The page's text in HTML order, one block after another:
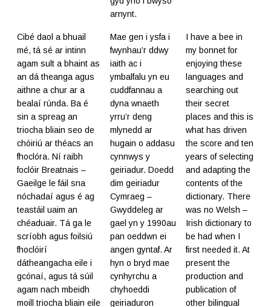
arnynt.
Cibé daol a bhuail
mé, tá sé ar intinn
agam sult a bhaint as
an dá theanga agus
aithne a chur ar a
bealaí rúnda. Ba é
sin a spreag an
triocha bliain seo de
chóiriú ar théacs an
fhoclóra. Ní raibh
foclóir Breatnais –
Gaeilge le fáil sna
nóchadaí agus é ag
teastáil uaim an
chéaduair. Tá ga le
scríobh agus foilsiú
fhoclóirí
dátheangacha eile i
gcónaí, agus tá súil
agam nach mbeidh
moill triocha bliain eile
Mae gen i ysfa i
fwynhau’r ddwy
iaith ac i
ymbalfalu yn eu
cuddfannau a
dyna wnaeth
yrru’r deng
mlynedd ar
hugain o addasu
cynnwys y
geiriadur. Doedd
dim geiriadur
Cymraeg –
Gwyddeleg ar
gael yn y 1990au
pan oeddwn ei
angen gyntaf. Ar
hyn o bryd mae
cynhyrchu a
chyhoeddi
geiriaduron
I have a bee in
my bonnet for
enjoying these
languages and
searching out
their secret
places and this is
what has driven
the score and ten
years of selecting
and adapting the
contents of the
dictionary. There
was no Welsh –
Irish dictionary to
be had when I
first needed it. At
present the
production and
publication of
other bilingual